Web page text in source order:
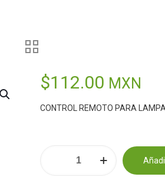
$112.00 MXN
CONTROL REMOTO PARA
Alternative: